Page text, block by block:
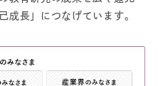
成長」につなげています。